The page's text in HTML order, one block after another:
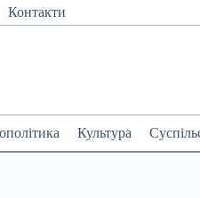
Контакти
Культура